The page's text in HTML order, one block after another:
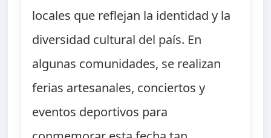
locales que reflejan la identidad y la
diversidad cultural del país. En
algunas comunidades, se realizan
ferias artesanales, conciertos y
eventos deportivos para